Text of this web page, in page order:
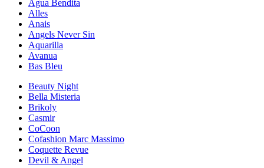
Agua Bendita
Alles
Anais
Angels Never Sin
Aquarilla
Avanua
Bas Bleu
Beauty Night
Bella Misteria
Brikoly
Casmir
CoCoon
Cofashion Marc Massimo
Coquette Revue
Devil & Angel